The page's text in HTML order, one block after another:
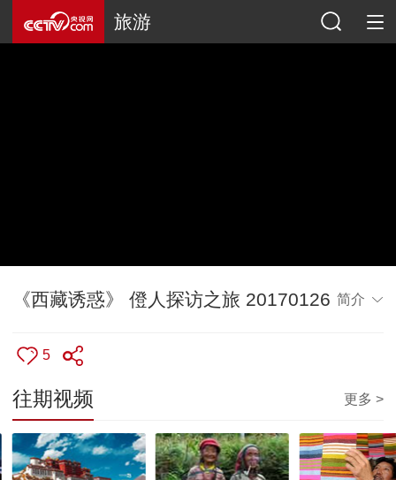
旅游
《西藏诱惑》 僜人探访之旅 20170126 简介
5
往期视频 更多 >